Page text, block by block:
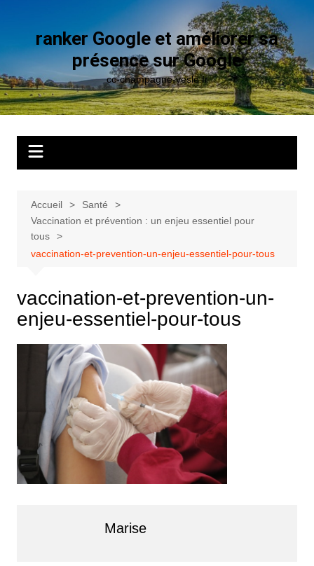
contenuranker Google et améliorer sa
présence sur Google
cc-champagne-vesle.fr
Accueil
Santé
Vaccination et prévention : un enjeu essentiel pour
tous
vaccination-et-prevention-un-enjeu-essentiel-pour-tous
vaccination-et-prevention-un-
enjeu-essentiel-pour-tous
Marise